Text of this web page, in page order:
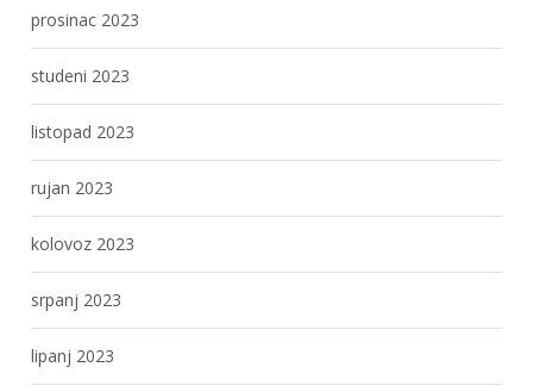
prosinac 2023
studeni 2023
listopad 2023
rujan 2023
kolovoz 2023
srpanj 2023
lipanj 2023